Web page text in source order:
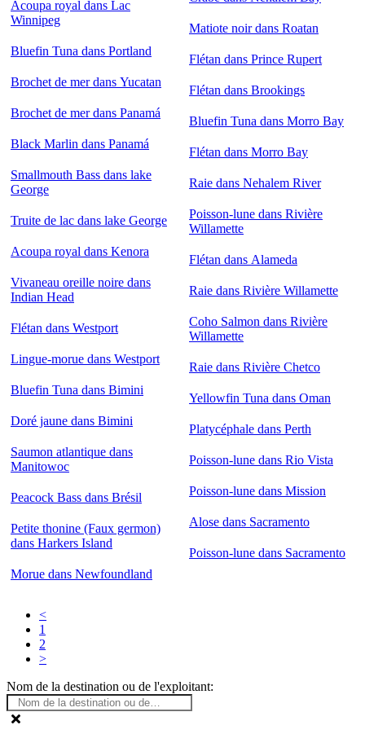
Acoupa royal dans Lac
Winnipeg
Bluefin Tuna dans Portland
Brochet de mer dans Yucatan
Brochet de mer dans Panamá
Black Marlin dans Panamá
Smallmouth Bass dans lake
George
Truite de lac dans lake George
Acoupa royal dans Kenora
Vivaneau oreille noire dans
Indian Head
Flétan dans Westport
Lingue-morue dans Westport
Bluefin Tuna dans Bimini
Doré jaune dans Bimini
Saumon atlantique dans
Manitowoc
Peacock Bass dans Brésil
Petite thonine (Faux germon)
dans Harkers Island
Morue dans Newfoundland
Matiote noir dans Roatan
Flétan dans Prince Rupert
Flétan dans Brookings
Bluefin Tuna dans Morro Bay
Flétan dans Morro Bay
Raie dans Nehalem River
Poisson-lune dans Rivière
Willamette
Flétan dans Alameda
Raie dans Rivière Willamette
Coho Salmon dans Rivière
Willamette
Raie dans Rivière Chetco
Yellowfin Tuna dans Oman
Platycéphale dans Perth
Poisson-lune dans Rio Vista
Poisson-lune dans Mission
Alose dans Sacramento
Poisson-lune dans Sacramento
<
1
2
>
Nom de la destination ou de l'exploitant: